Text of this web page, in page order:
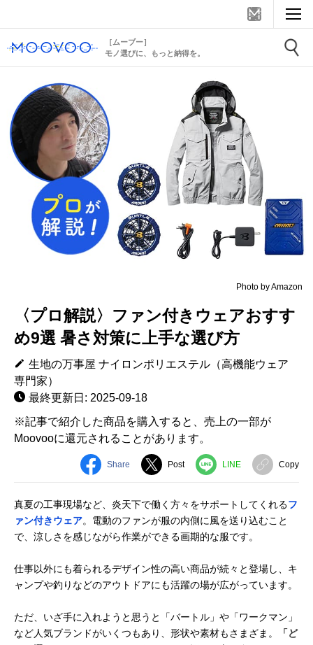
［ムーブー］
モノ選びに、もっと納得を。
Photo by Amazon
〈プロ解説〉ファン付きウェアおすす
め9選 暑さ対策に上手な選び方
生地の万事屋 ナイロンポリエステル（高機能ウェア
専門家）
最終更新日: 2025-09-18
※記事で紹介した商品を購入すると、売上の一部が
Moovooに還元されることがあります。
Share Post LINE Copy
真夏の工事現場など、炎天下で働く方々をサポートしてくれるフ
ァン付きウェア。電動のファンが服の内側に風を送り込むこと
で、涼しさを感じながら作業ができる画期的な服です。
仕事以外にも着られるデザイン性の高い商品が続々と登場し、キ
ャンプや釣りなどのアウトドアにも活躍の場が広がっています。
ただ、いざ手に入れようと思うと「バートル」や「ワークマン」
など人気ブランドがいくつもあり、形状や素材もさまざま。
「ど